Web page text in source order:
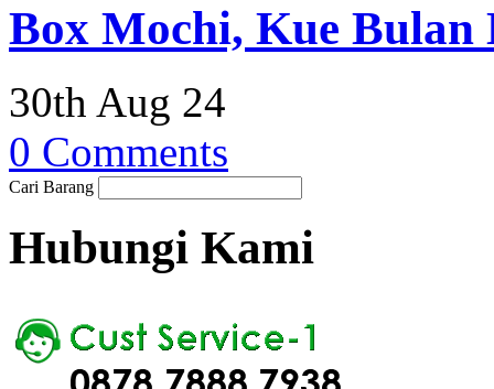
Box Mochi, Kue Bulan
30th Aug 24
0 Comments
Cari Barang
Hubungi Kami